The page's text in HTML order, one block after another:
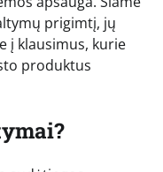
prigimtį, jų
į klausimus, kurie
produktus